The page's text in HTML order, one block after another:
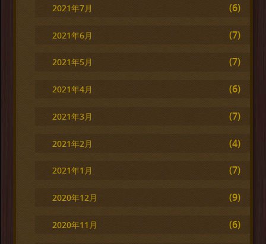
2021年7月 (6)
2021年6月 (7)
2021年5月 (7)
2021年4月 (6)
2021年3月 (7)
2021年2月 (4)
2021年1月 (7)
2020年12月 (9)
2020年11月 (6)